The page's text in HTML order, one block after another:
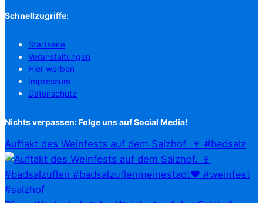
Schnellzugriffe:
Startseite
Veranstaltungen
Hier werben
Impressum
Datenschutz
Nichts verpassen: Folge uns auf Social Media!
Auftakt des Weinfests auf dem Salzhof. 🍷 #badsalz